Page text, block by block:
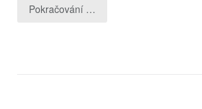
Pokračování …